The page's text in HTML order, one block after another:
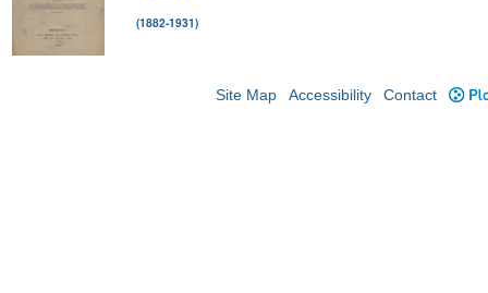
(1882-1931)
Site Map Accessibility Contact